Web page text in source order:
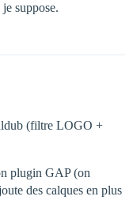
suppose.
(filtre LOGO +
plugin GAP (on
des calques en plus